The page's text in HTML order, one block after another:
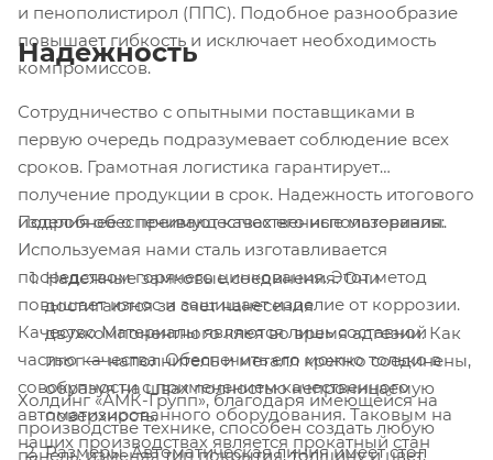
и пенополистирол (ППС). Подобное разнообразие
повышает гибкость и исключает необходимость
компромиссов.
Надежность
Сотрудничество с опытными поставщиками в
первую очередь подразумевает соблюдение всех
сроков. Грамотная логистика гарантирует
получение продукции в срок. Надежность итогового
изделия обеспечивают качественные материалы.
Используемая нами сталь изготавливается
посредством горячего цинкования. Этот метод
повышает износ и защищает изделие от коррозии.
Качество Материалы являются лишь составной
частью качества. Обеспечить его можно только в
совокупности с применением качественного
автоматизированного оборудования. Таковым на
наших производствах является прокатный стан
Подробнее о преимуществах его использования:
Надежные замковые соединения. Они
достигаются за счет нанесения
двухкомпонентного клея во время адгезии. Как
итог — наполнитель и металл крепко соединены,
образуя на швах полностью непроницаемую
поверхность.
Размеры. Автоматическая линия имеет стол
Холдинг «АМК-Групп», благодаря имеющейся на
производстве технике, способен создать любую
панель, изменяя тип покрытия, толщину и цвет.